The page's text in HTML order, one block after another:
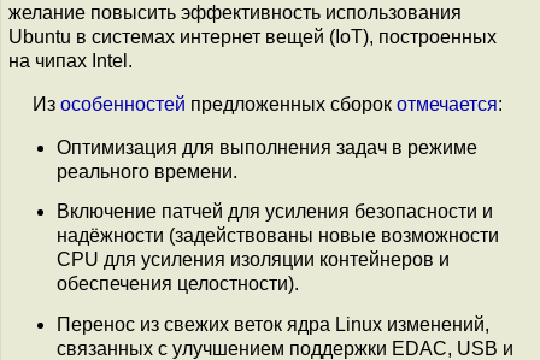
желание повысить эффективность использования
Ubuntu в системах интернет вещей (IoT), построенных
на чипах Intel.
Из особенностей предложенных сборок отмечается:
Оптимизация для выполнения задач в режиме
реального времени.
Включение патчей для усиления безопасности и
надёжности (задействованы новые возможности
CPU для усиления изоляции контейнеров и
обеспечения целостности).
Перенос из свежих веток ядра Linux изменений,
связанных с улучшением поддержки EDAC, USB и